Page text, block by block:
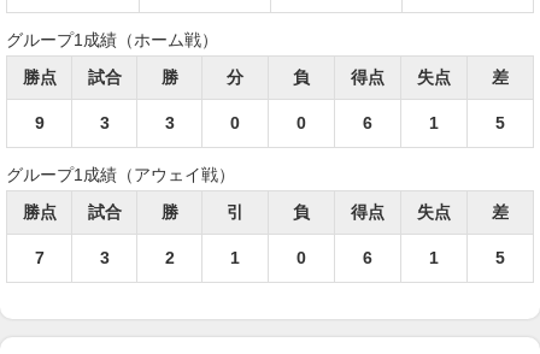
グループ1成績（ホーム戦）
勝点
試合 勝 分 負 得点 失点 差
9 3 3 0 0 6 1 5
グループ1成績（アウェイ戦）
勝点
試合 勝 引 負 得点 失点 差
7 3 2 1 0 6 1 5